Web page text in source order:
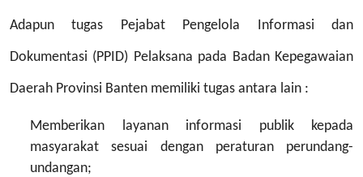
Adapun tugas Pejabat Pengelola Informasi dan
Dokumentasi (PPID) Pelaksana pada Badan Kepegawaian
Daerah Provinsi Banten memiliki tugas antara lain :
Memberikan layanan informasi publik kepada
masyarakat sesuai dengan peraturan perundang-
undangan;